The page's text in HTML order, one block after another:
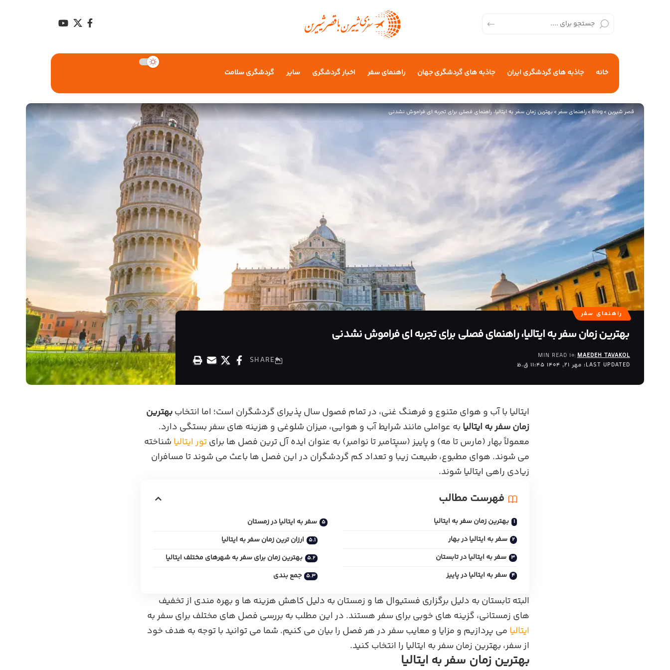
خانه جاذبه های گردشگری ایران جاذبه های گردشگری جهان راهنمای سفر اخبار گردشگری سایر گردشگری سلامت
قصر شیرین>
Blog
>راهنمای سفر>بهترین زمان سفر به ایتالیا، راهنمای فصلی برای تجربه‌ ای فراموش نشدنی
راهنمای سفر
بهترین زمان سفر به ایتالیا، راهنمای فصلی برای تجربه‌ ای فراموش نشدنی
LAST UPDATED: مهر 21, 1404 11:45 ق.ظ
MAEDEH TAVAKOL
10 MIN READ
SHARE
ایتالیا با آب‌ و هوای متنوع و فرهنگ غنی، در تمام فصول سال پذیرای گردشگران است؛ اما انتخاببهترین
زمان سفر به ایتالیا به عواملی مانند شرایط آب‌ و هوایی، میزان شلوغی و هزینه‌ های سفر بستگی دارد.
معمولاً بهار (مارس تا مه) و پاییز (سپتامبر تا نوامبر) به‌ عنوان ایده‌ آل‌ ترین فصل ها برایتور ایتالیا شناخته
می‌ شوند. هوای مطبوع، طبیعت زیبا و تعداد کم گردشگران در این فصل‌ ها باعث می‌ شوند تا مسافران
زیادی راهی ایتالیا شوند.
فهرست مطالب
بهترین زمان سفر به ایتالیا
سفر به ایتالیا در بهار
سفر به ایتالیا در تابستان
سفر به ایتالیا در پاییز
سفر به ایتالیا در زمستان
ارزان‌ ترین زمان سفر به ایتالیا
بهترین زمان برای سفر به شهرهای مختلف ایتالیا
جمع‌ بندی
البته تابستان به دلیل برگزاری فستیوال‌ ها و زمستان به دلیل کاهش هزینه‌ ها و بهره‌ مندی از تخفیف‌
های زمستانی، گزینه‌ های خوبی برای سفر هستند. در این مطلب به بررسی فصل‌ های مختلف برای سفر به
ایتالیا می‌ پردازیم و مزایا و معایب سفر در هر فصل را بیان می کنیم. شما می‌ توانید با توجه به هدف خود
از سفر، بهترین زمان سفر به ایتالیا را انتخاب کنید.
بهترین زمان سفر به ایتالیا